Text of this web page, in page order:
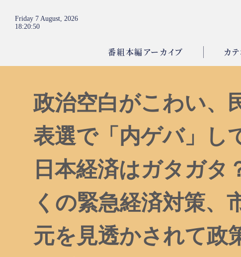
番組本編アーカイブ カ
Friday 7 August, 2026
18:20:51
政治空白がこわい、
表選で「内ゲバ」し
日本経済はガタガタ
くの緊急経済対策、
元を見透かされて政